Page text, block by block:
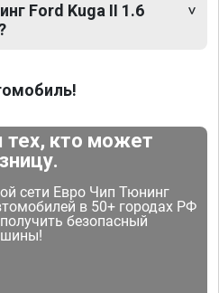
Ford Kuga II 1.6
кто может
сети Евро Чип Тюнинг
в 50+ городах РФ
безопасный